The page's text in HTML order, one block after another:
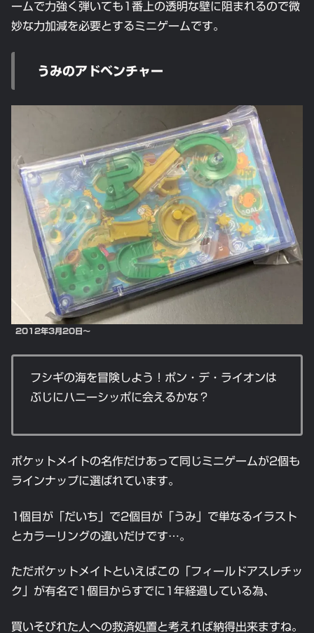
ームで力強く弾いても1番上の透明な壁に阻まれるので微
妙な力加減を必要とするミニゲームです。
うみのアドベンチャー
2012年3月20日～
フシギの海を冒険しよう！ポン・デ・ライオンは
ぶじにハニーシッポに会えるかな？
ポケットメイトの名作だけあって同じミニゲームが2個も
ラインナップに選ばれています。
1個目が「だいち」で2個目が「うみ」で単なるイラスト
とカラーリングの違いだけです…。
ただポケットメイトといえばこの「フィールドアスレチッ
ク」が有名で1個目からすでに1年経過している為、
買いそびれた人への救済処置と考えれば納得出来ますね。